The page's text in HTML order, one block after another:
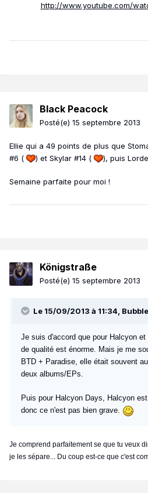
http://www.youtube.com/
Black Peacock
Posté(e) 15 septembre 2013
Ellie qui a 49 points de plus que
#6 (
) et Skylar #14 ( ), puis
Semaine parfaite pour moi !
Königstraße
Posté(e) 15 septembre 2013
Le 15/09/2013 à 11:34,
Je suis d'accord que pour Halcyon
de qualité est énorme. Mais je me
BTD + Paradise, elle était souvent
deux albums/EPs.
Puis pour Halcyon Days, Halcyon
donc ce n'est pas bien grave.
Je comprend parfaitement se que tu veux
je les sépare... Du coup est-ce que c'est